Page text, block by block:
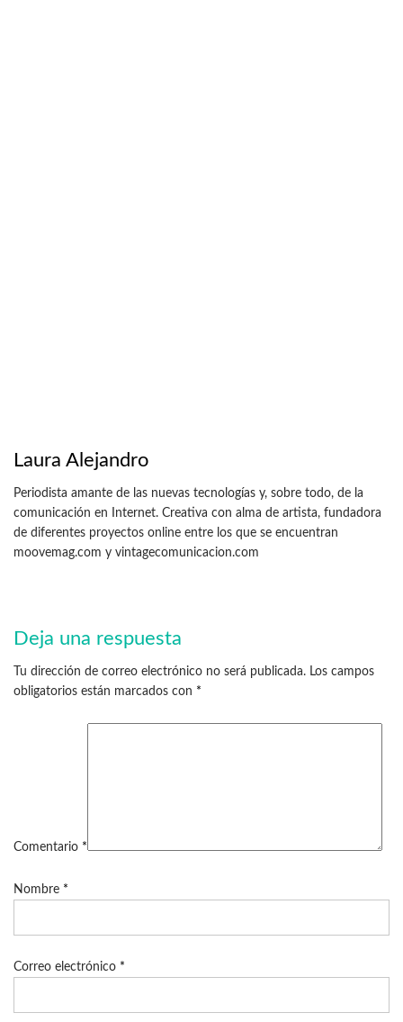
Laura Alejandro
Periodista amante de las nuevas tecnologías y, sobre todo, de la
comunicación en Internet. Creativa con alma de artista, fundadora
de diferentes proyectos online entre los que se encuentran
moovemag.com y vintagecomunicacion.com
Deja una respuesta
Tu dirección de correo electrónico no será publicada. Los campos
obligatorios están marcados con *
Comentario *
Nombre *
Correo electrónico *